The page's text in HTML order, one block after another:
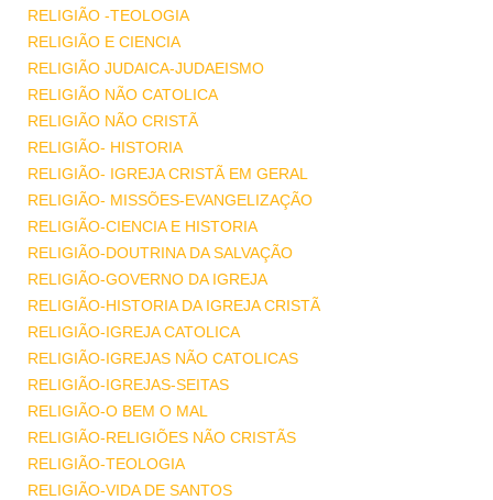
RELIGIÃO -TEOLOGIA
RELIGIÃO E CIENCIA
RELIGIÃO JUDAICA-JUDAEISMO
RELIGIÃO NÃO CATOLICA
RELIGIÃO NÃO CRISTÃ
RELIGIÃO- HISTORIA
RELIGIÃO- IGREJA CRISTÃ EM GERAL
RELIGIÃO- MISSÕES-EVANGELIZAÇÃO
RELIGIÃO-CIENCIA E HISTORIA
RELIGIÃO-DOUTRINA DA SALVAÇÃO
RELIGIÃO-GOVERNO DA IGREJA
RELIGIÃO-HISTORIA DA IGREJA CRISTÃ
RELIGIÃO-IGREJA CATOLICA
RELIGIÃO-IGREJAS NÃO CATOLICAS
RELIGIÃO-IGREJAS-SEITAS
RELIGIÃO-O BEM O MAL
RELIGIÃO-RELIGIÕES NÃO CRISTÃS
RELIGIÃO-TEOLOGIA
RELIGIÃO-VIDA DE SANTOS